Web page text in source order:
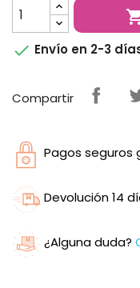
 Envío en 2-3
Compartir
Pagos seguros
Devolución 14
¿Alguna duda?